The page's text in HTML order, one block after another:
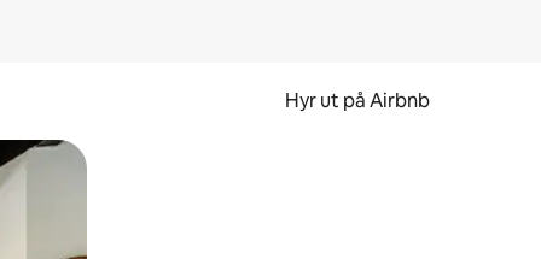
Hyr ut på Airbnb